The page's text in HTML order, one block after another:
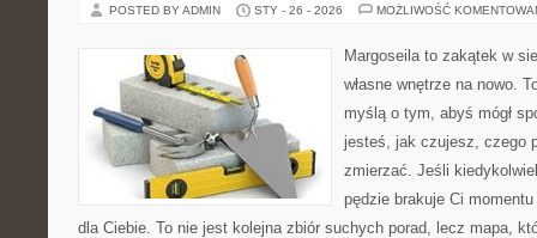
POSTED BY ADMIN STY - 26 - 2026 MOŻLIWOŚĆ
Margoseila to zakątek w
własne wnętrze na nowo.
myślą o tym, abyś mógł
jesteś, jak czujesz, czego
zmierzać. Jeśli
pędzie brakuje Ci
dla Ciebie. To nie jest kolejna zbiór suchych porad, lecz mapa,